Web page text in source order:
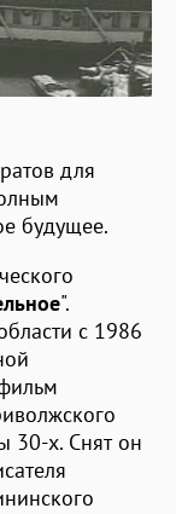
для
будущее.
".
с 1986
30-х. Снят он